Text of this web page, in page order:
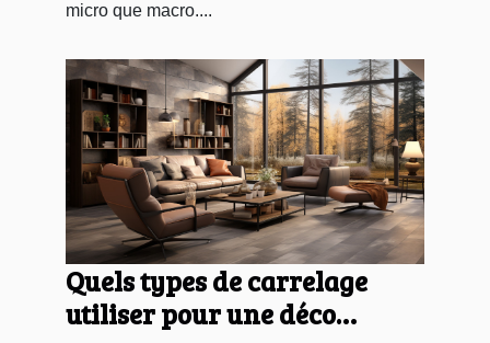
micro que macro....
Quels types de carrelage
utiliser pour une déco